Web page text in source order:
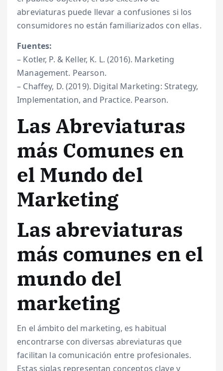
abreviaturas puede llevar a confusiones si los
consumidores no están familiarizados con ellas.
Fuentes:
– Kotler, P. & Keller, K. L. (2016). Marketing
Management. Pearson.
– Chaffey, D. (2019). Digital Marketing: Strategy,
Implementation, and Practice. Pearson.
Las Abreviaturas
más Comunes en
el Mundo del
Marketing
Las abreviaturas
más comunes en el
mundo del
marketing
En el ámbito del marketing, es habitual
encontrarse con diversas abreviaturas que
facilitan la comunicación entre profesionales.
Estas siglas representan conceptos clave y